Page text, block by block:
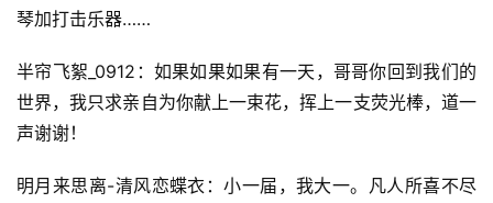
琴加打击乐器……
半帘飞絮_0912：如果如果如果有一天，哥哥你回到我们的
世界，我只求亲自为你献上一束花，挥上一支荧光棒，道一
声谢谢！
明月来思离-清风恋蝶衣：小一届，我大一。凡人所喜不尽